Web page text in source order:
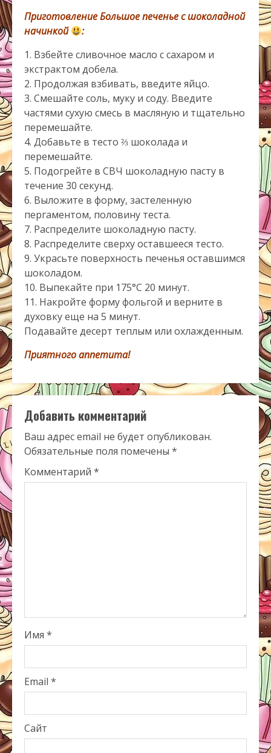
ПриготовлениеБольшое печенье с шоколадной
начинкой
:
1. Взбейте сливочное масло с сахаром и
экстрактом добела.
2. Продолжая взбивать, введите яйцо.
3. Смешайте соль, муку и соду. Введите
частями сухую смесь в масляную и тщательно
перемешайте.
4. Добавьте в тесто ⅔ шоколада и
перемешайте.
5. Подогрейте в СВЧ шоколадную пасту в
течение 30 секунд.
6. Выложите в форму, застеленную
пергаментом, половину теста.
7. Распределите шоколадную пасту.
8. Распределите сверху оставшееся тесто.
9. Украсьте поверхность печенья оставшимся
шоколадом.
10. Выпекайте при 175°С 20 минут.
11. Накройте форму фольгой и верните в
духовку еще на 5 минут.
Подавайте десерт теплым или охлажденным.
Приятного аппетита!
Добавить комментарий
Ваш адрес email не будет опубликован.
Обязательные поля помечены *
Комментарий *
Имя *
Email *
Сайт